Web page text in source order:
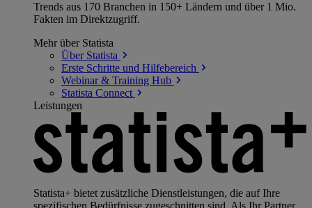
Trends aus 170 Branchen in 150+ Ländern und über 1 Mio.
Fakten im Direktzugriff.
Mehr über Statista
Über Statista
Erste Schritte und Hilfebereich
Webinar & Training Hub
Statista Connect
Leistungen
Statista+ bietet zusätzliche Dienstleistungen, die auf Ihre
spezifischen Bedürfnisse zugeschnitten sind. Als Ihr Partner